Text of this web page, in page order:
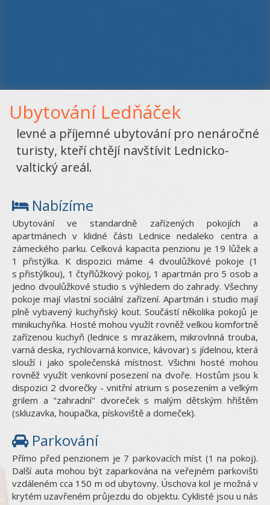
Ubytování Ledňáček
levné a příjemné ubytování pro nenáročné
turisty, kteří chtějí navštívit Lednicko-
valtický areál.
Nabízíme
Ubytování ve standardně zařízených pokojích a
apartmánech v klidné části Lednice nedaleko centra a
zámeckého parku. Celková kapacita penzionu je 19 lůžek a
1 přistýlka. K dispozici máme 4 dvoulůžkové pokoje (1
s přistýlkou), 1 čtyřlůžkový pokoj, 1 apartmán pro 5 osob a
jedno dvoulůžkové studio s výhledem do zahrady. Všechny
pokoje mají vlastní sociální zařízení. Apartmán i studio mají
plně vybavený kuchyňský kout. Součástí několika pokojů je
minikuchyňka. Hosté mohou využít rovněž velkou komfortně
zařízenou kuchyň (lednice s mrazákem, mikrovlnná trouba,
varná deska, rychlovarná konvice, kávovar) s jídelnou, která
slouží i jako společenská místnost. Všichni hosté mohou
rovněž využít venkovní posezení na dvoře. Hostům jsou k
dispozici 2 dvorečky - vnitřní atrium s posezením a velkým
grilem a "zahradní" dvoreček s malým dětským hřištěm
(skluzavka, houpačka, pískoviště a domeček).
Parkování
Přímo před penzionem je 7 parkovacích míst (1 na pokoj).
Další auta mohou být zaparkována na veřejném parkovišti
vzdáleném cca 150 m od ubytovny. Úschova kol je možná v
krytém uzavřeném průjezdu do objektu. Cyklisté jsou u nás